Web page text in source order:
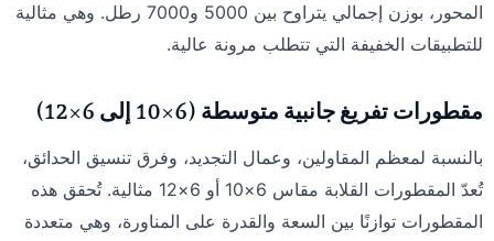
المحور، بوزن إجمالي يتراوح بين 5000 و7000 رطل. وهي مثالية
للتطبيقات الخفيفة التي تتطلب مرونة عالية.
مقطورات تفريغ جانبية متوسطة (6×10 إلى 6×12)
بالنسبة لمعظم المقاولين، وعمال التجديد، وفرق تنسيق الحدائق،
تُعدّ المقطورات القلابة مقاس 6×10 أو 6×12 مثالية. تُحقق هذه
المقطورات توازنًا بين السعة والقدرة على المناورة، وهي متعددة